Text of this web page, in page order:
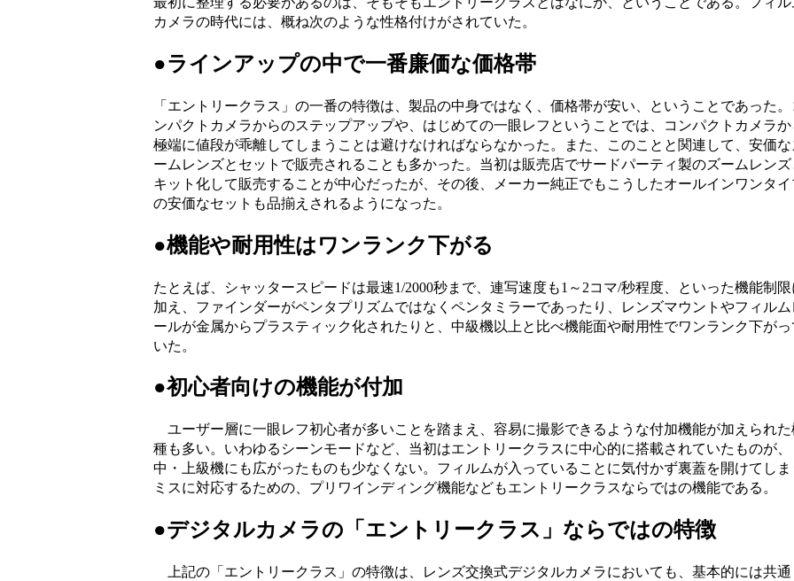
カメラの時代には、概ね次のような性格付けがされていた。
●ラインアップの中で一番廉価な価格帯
「エントリークラス」の一番の特徴は、製品の中身ではなく、価格帯が安い、ということであった。
ンパクトカメラからのステップアップや、はじめての一眼レフということでは、コンパクトカメラか
極端に値段が乖離してしまうことは避けなければならなかった。また、このことと関連して、安価な
ームレンズとセットで販売されることも多かった。当初は販売店でサードパーティ製のズームレンズ
キット化して販売することが中心だったが、その後、メーカー純正でもこうしたオールインワンタイ
の安価なセットも品揃えされるようになった。
●機能や耐用性はワンランク下がる
たとえば、シャッタースピードは最速1/2000秒まで、連写速度も1～2コマ/秒程度、といった機能制限
加え、ファインダーがペンタプリズムではなくペンタミラーであったり、レンズマウントやフィルム
ールが金属からプラスティック化されたりと、中級機以上と比べ機能面や耐用性でワンランク下がっ
いた。
●初心者向けの機能が付加
ユーザー層に一眼レフ初心者が多いことを踏まえ、容易に撮影できるような付加機能が加えられた
種も多い。いわゆるシーンモードなど、当初はエントリークラスに中心的に搭載されていたものが、
中・上級機にも広がったものも少なくない。フィルムが入っていることに気付かず裏蓋を開けてしま
ミスに対応するための、プリワインディング機能などもエントリークラスならではの機能である。
●デジタルカメラの「エントリークラス」ならではの特徴
上記の「エントリークラス」の特徴は、レンズ交換式デジタルカメラにおいても、基本的には共通